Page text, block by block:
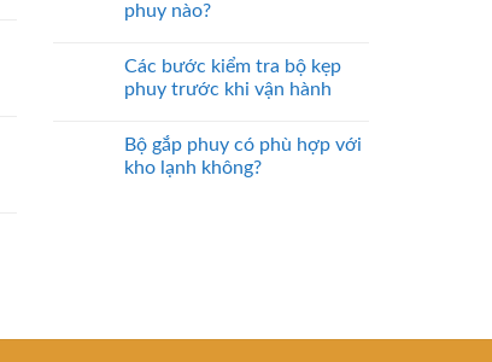
phuy nào?
Các bước kiểm tra bộ kẹp
phuy trước khi vận hành
Bộ gắp phuy có phù hợp với
kho lạnh không?